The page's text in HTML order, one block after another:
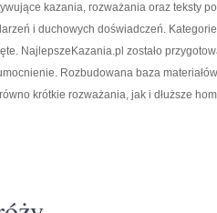
kazania, rozważania oraz teksty
i duchowych doświadczeń.
NajlepszeKazania.pl zostało
Rozbudowana baza
krótkie rozważania, jak i dłuższe